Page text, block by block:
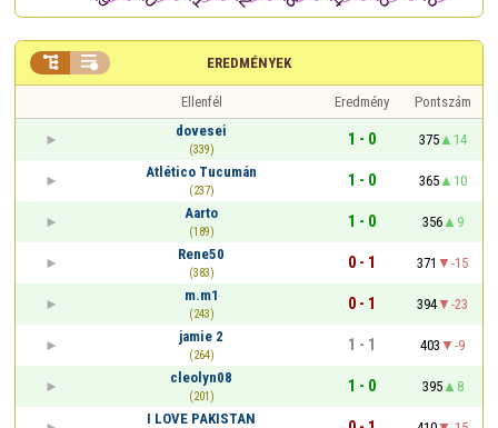
EREDMÉNYEK
 
Ellenfél Eredmény
Pontszám
dovesei
(339)
1 - 0 375
14
Atlético Tucumán
(237)
1 - 0 365
10
Aarto
(189)
1 - 0 356
9
Rene50
(383)
0 - 1 371
-15
m.m1
(243)
0 - 1 394
-23
jamie 2
(264)
1 - 1 403
-9
cleolyn08
(201)
1 - 0 395
8
I LOVE PAKISTAN